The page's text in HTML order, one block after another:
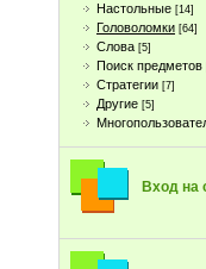
Настольные [14]
Головоломки [64]
Слова [5]
Поиск предметов
Стратегии [7]
Другие [5]
Вход на